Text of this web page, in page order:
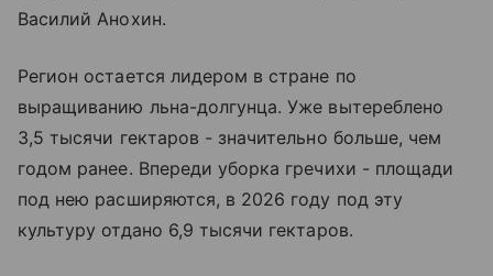
Василий Анохин.
Регион остается лидером в стране по
выращиванию льна-долгунца. Уже вытереблено
3,5 тысячи гектаров - значительно больше, чем
годом ранее. Впереди уборка гречихи - площади
под нею расширяются, в 2026 году под эту
культуру отдано 6,9 тысячи гектаров.